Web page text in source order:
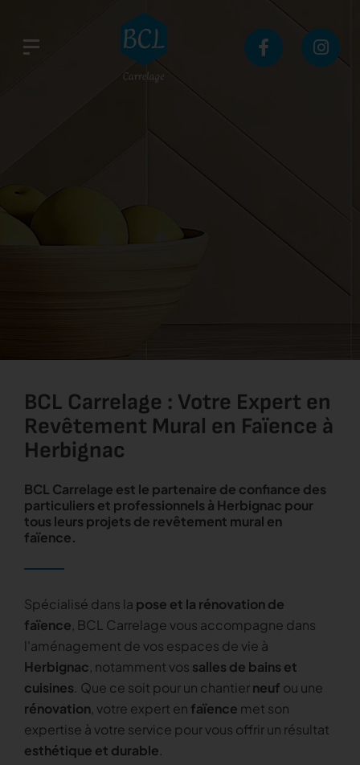
BCL Carrelage : Votre Expert en
Revêtement Mural en Faïence à
Herbignac
BCL Carrelage est le partenaire de confiance des
particuliers et professionnels à Herbignac pour
tous leurs projets de revêtement mural en
faïence.
Spécialisé dans la pose et la rénovation de
faïence, BCL Carrelage vous accompagne dans
l'aménagement de vos espaces de vie à
Herbignac, notamment vos salles de bains et
cuisines. Que ce soit pour un chantierneuf ou une
rénovation, votre expert en faïence met son
expertise à votre service pour vous offrir un résultat
esthétique et durable.